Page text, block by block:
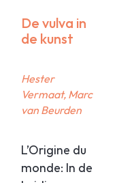
De vulva in
de kunst
Hester
Vermaat, Marc
van Beurden
L’Origine du
monde: In de